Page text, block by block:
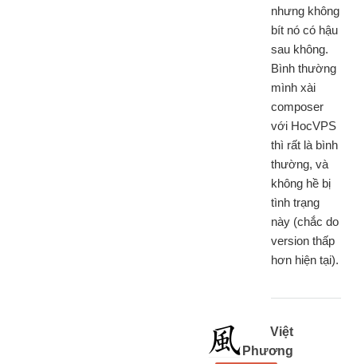
nhưng không
bít nó có hậu
sau không.
Bình thường
mình xài
composer
với HocVPS
thì rất là bình
thường, và
không hề bị
tình trạng
này (chắc do
version thấp
hơn hiện tại).
Việt
Phương